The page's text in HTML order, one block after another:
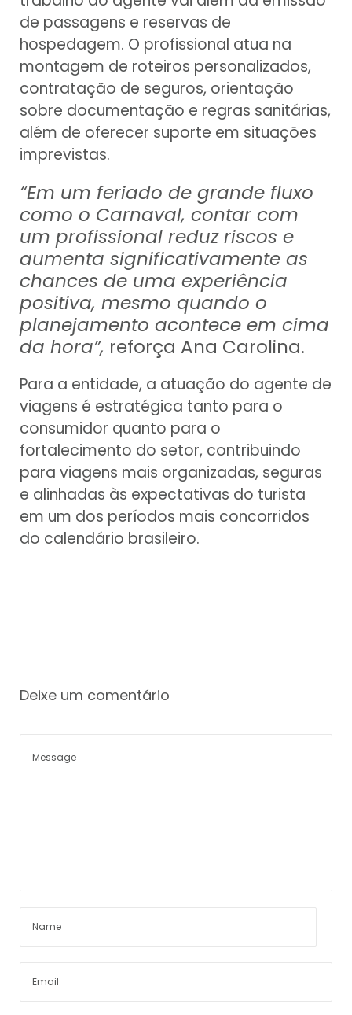
de passagens e reservas de
hospedagem. O profissional atua na
montagem de roteiros personalizados,
contratação de seguros, orientação
sobre documentação e regras sanitárias,
além de oferecer suporte em situações
imprevistas.
“Em um feriado de grande fluxo
como o Carnaval, contar com
um profissional reduz riscos e
aumenta significativamente as
chances de uma experiência
positiva, mesmo quando o
planejamento acontece em cima
da hora”, reforça Ana Carolina.
Para a entidade, a atuação do agente de
viagens é estratégica tanto para o
consumidor quanto para o
fortalecimento do setor, contribuindo
para viagens mais organizadas, seguras
e alinhadas às expectativas do turista
em um dos períodos mais concorridos
do calendário brasileiro.
Deixe um comentário